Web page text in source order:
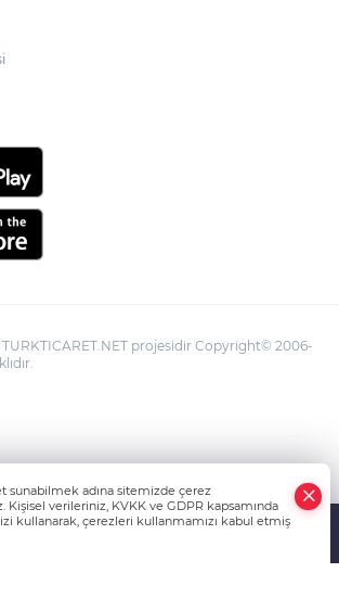
TURKTICARET.NET projesidir Copyright© 2006-
sunabilmek adına sitemizde çerez
Kişisel verileriniz, KVKK ve GDPR kapsamında
kullanarak, çerezleri kullanmamızı kabul etmiş